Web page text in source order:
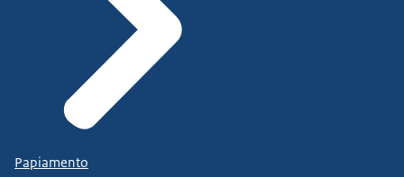
Papiamento